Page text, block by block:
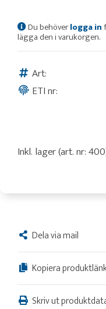
Du behöverlogga in
lägga den i varukorgen.
Art:
ETI nr:
Inkl. lager (art. nr:
Dela via mail
Kopiera
Skriv ut